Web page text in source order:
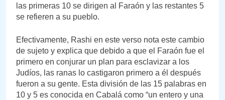
las primeras 10 se dirigen al Faraón y las restantes 5
se refieren a su pueblo.
Efectivamente, Rashi en este verso nota este cambio
de sujeto y explica que debido a que el Faraón fue el
primero en conjurar un plan para esclavizar a los
Judíos, las ranas lo castigaron primero a él después
fueron a su gente. Esta división de las 15 palabras en
10 y 5 es conocida en Cabalá como “un entero y una